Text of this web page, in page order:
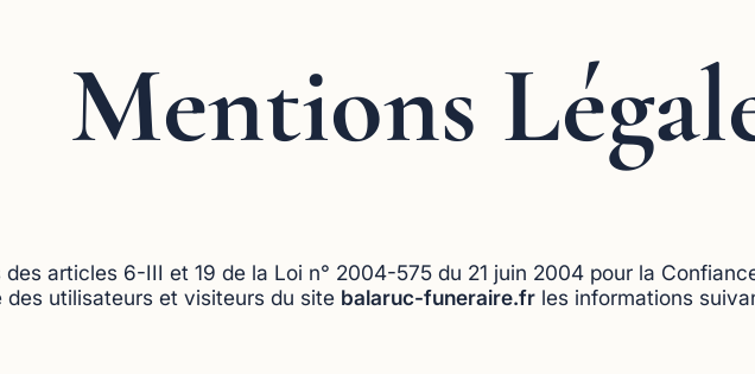
Mentions
articles 6-III et 19 de la Loi n° 2004-575 du 21 juin 2004 pour la
utilisateurs et visiteurs du site balaruc-funeraire.fr les informations